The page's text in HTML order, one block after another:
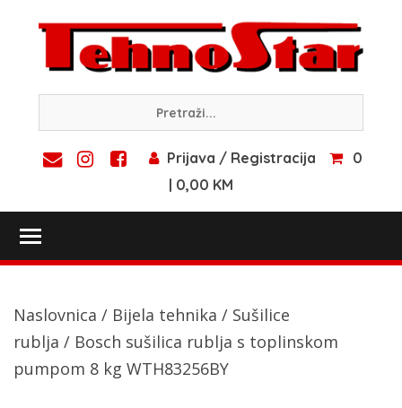
content
Prijava / Registracija
0
| 0,00 KM
Naslovnica / Bijela tehnika / Sušilice
rublja / Bosch sušilica rublja s toplinskom
pumpom 8 kg WTH83256BY